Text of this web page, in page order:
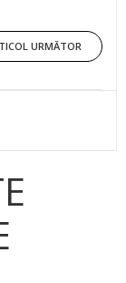
URMĂTOR